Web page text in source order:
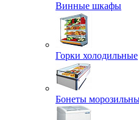
Винные шкафы
Горки холодильные
Бонеты